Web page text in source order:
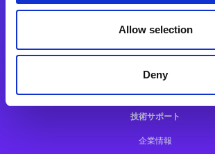
Allow selection
Deny
Magic xpi
Magic xpi製品詳細
Magic xpi購入後手続きのご案内
Magic xpi Cloud Gateway
技術サポート
企業情報